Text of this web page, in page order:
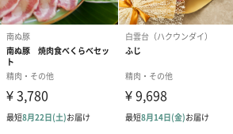
お届けからの
賞味期限
60日
アレルゲン
［イベリコ豚バラ肉300g］
［イベリコ豚肩ロース140g］